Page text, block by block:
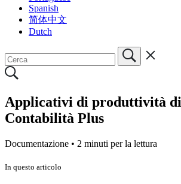
Spanish
简体中文
Dutch
Applicativi di produttività di
Contabilità Plus
Documentazione • 2 minuti per la lettura
In questo articolo